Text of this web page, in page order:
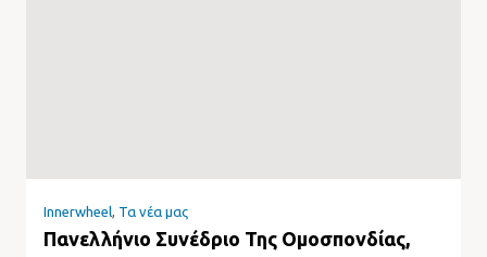
Innerwheel, Τα νέα μας
Πανελλήνιο Συνέδριο Της Ομοσπονδίας,